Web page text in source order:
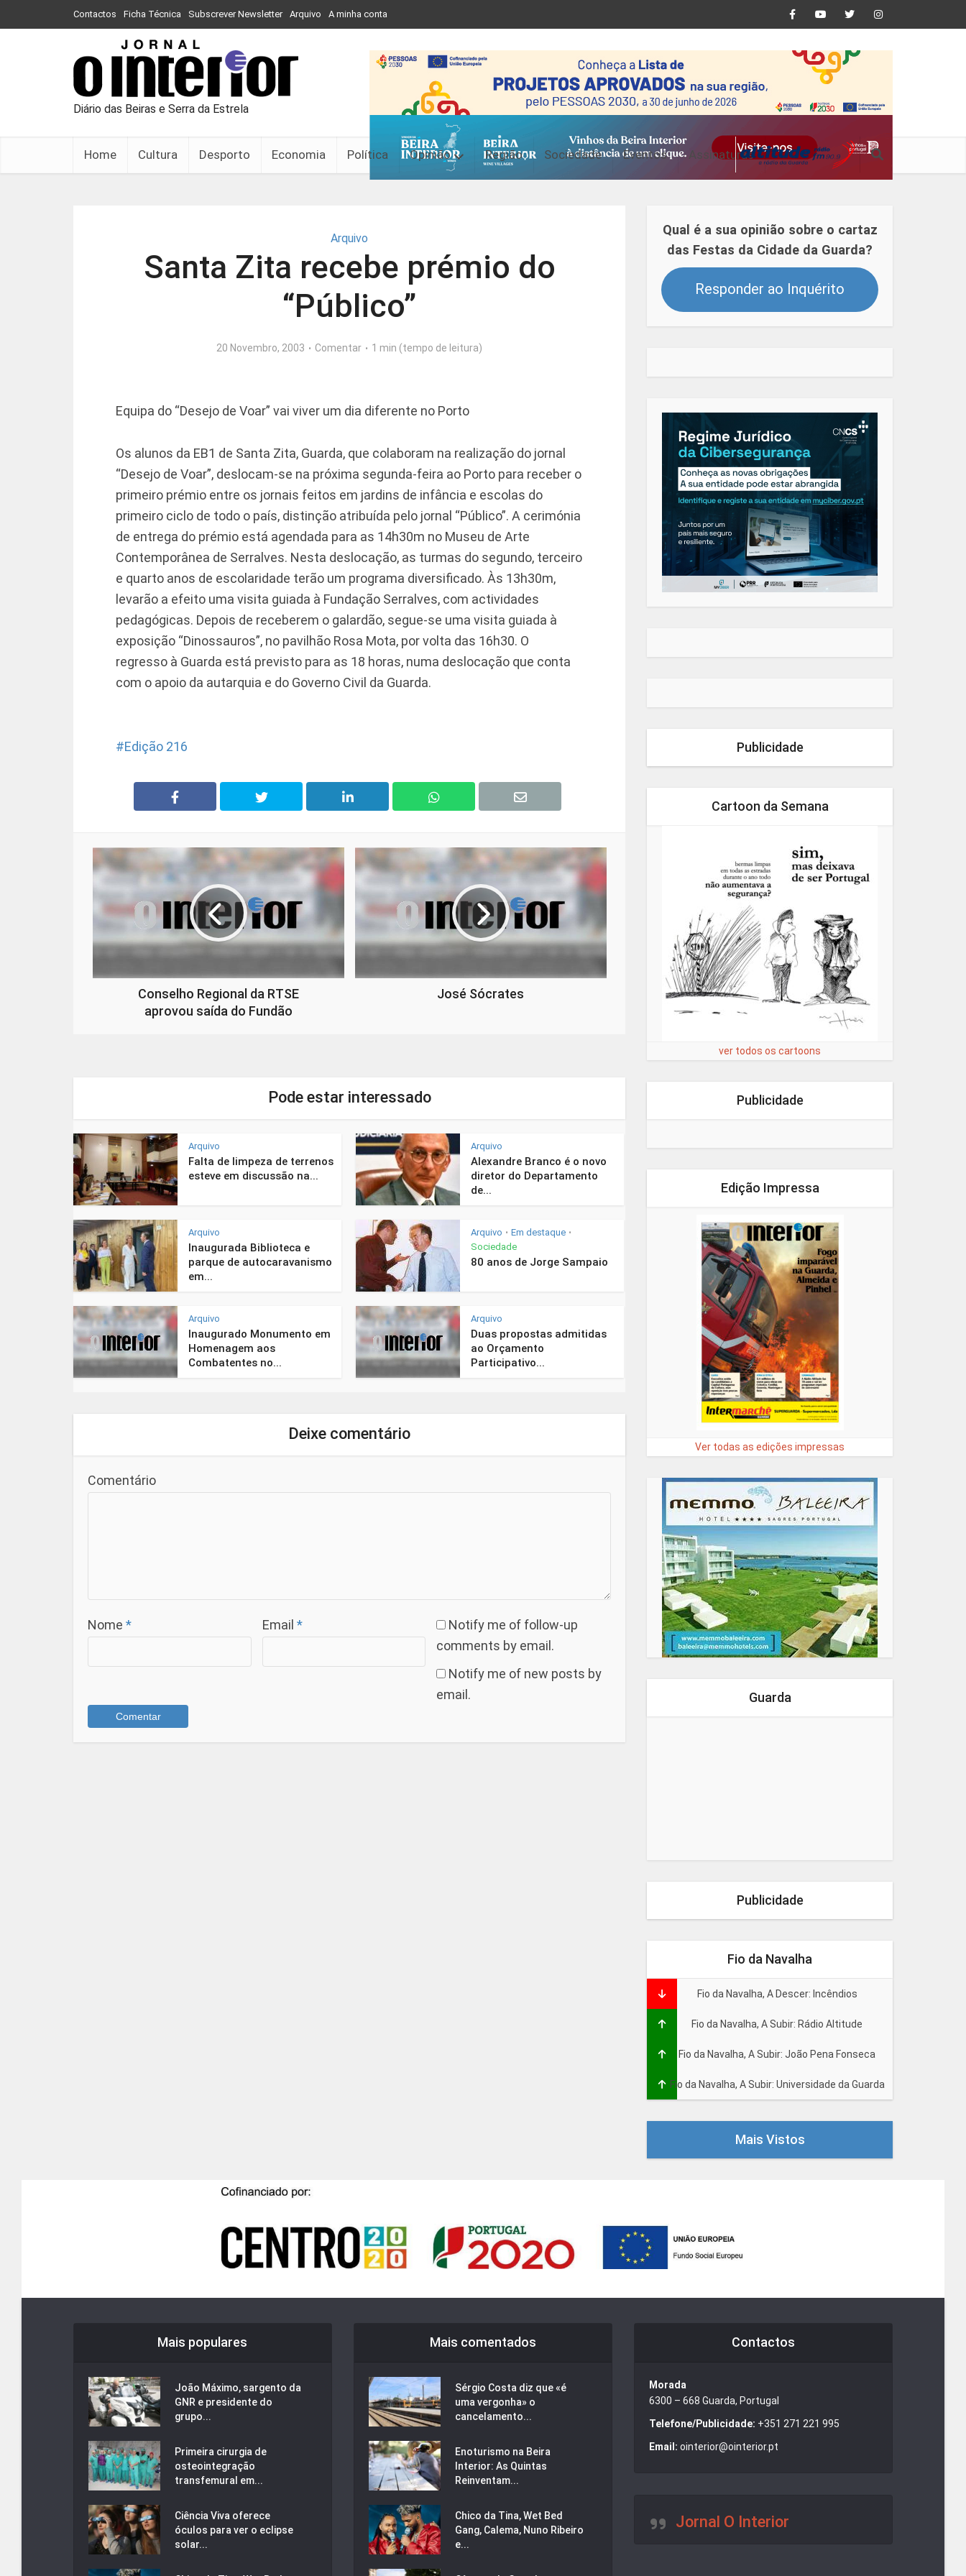
Contactos Ficha Técnica Subscrever Newsletter Arquivo A minha conta
Diário das Beiras e Serra da Estrela
Home Cultura Desporto Economia Política Opinião Região Sociedade Eventos Assinaturas
Arquivo
Santa Zita recebe prémio do
“Público”
20 Novembro, 2003 Comentar 1 min (tempo de leitura)
Equipa do “Desejo de Voar” vai viver um dia diferente no Porto
Os alunos da EB1 de Santa Zita, Guarda, que colaboram na realização do jornal
“Desejo de Voar”, deslocam-se na próxima segunda-feira ao Porto para receber o
primeiro prémio entre os jornais feitos em jardins de infância e escolas do
primeiro ciclo de todo o país, distinção atribuída pelo jornal “Público”. A cerimónia
de entrega do prémio está agendada para as 14h30m no Museu de Arte
Contemporânea de Serralves. Nesta deslocação, as turmas do segundo, terceiro
e quarto anos de escolaridade terão um programa diversificado. Às 13h30m,
levarão a efeito uma visita guiada à Fundação Serralves, com actividades
pedagógicas. Depois de receberem o galardão, segue-se uma visita guiada à
exposição “Dinossauros”, no pavilhão Rosa Mota, por volta das 16h30. O
regresso à Guarda está previsto para as 18 horas, numa deslocação que conta
com o apoio da autarquia e do Governo Civil da Guarda.
Edição 216
Conselho Regional da RTSE
aprovou saída do Fundão
José Sócrates
Pode estar interessado
Arquivo
Falta de limpeza de terrenos
esteve em discussão na...
Arquivo
Alexandre Branco é o novo
diretor do Departamento
de...
Arquivo
Inaugurada Biblioteca e
parque de autocaravanismo
em...
Arquivo • Em destaque •
Sociedade
80 anos de Jorge Sampaio
Arquivo
Inaugurado Monumento em
Homenagem aos
Combatentes no...
Arquivo
Duas propostas admitidas
ao Orçamento
Participativo...
Deixe comentário
Comentário
Nome * Email *
Notify me of follow-up
comments by email.
Notify me of new posts by
email.
Qual é a sua opinião sobre o cartaz
das Festas da Cidade da Guarda?
Responder ao Inquérito
Publicidade
Cartoon da Semana
ver todos os cartoons
Publicidade
Edição Impressa
Ver todas as edições impressas
Guarda
Publicidade
Fio da Navalha
Fio da Navalha, A Descer: Incêndios
Fio da Navalha, A Subir: Rádio Altitude
Fio da Navalha, A Subir: João Pena Fonseca
Fio da Navalha, A Subir: Universidade da Guarda
Mais Vistos
Mais populares
João Máximo, sargento da
GNR e presidente do
grupo...
Primeira cirurgia de
osteointegração
transfemural em...
Ciência Viva oferece
óculos para ver o eclipse
solar...
Mais comentados
Sérgio Costa diz que «é
uma vergonha» o
cancelamento...
Enoturismo na Beira
Interior: As Quintas
Reinventam...
Chico da Tina, Wet Bed
Gang, Calema, Nuno Ribeiro
e...
Contactos
Morada
6300 – 668 Guarda, Portugal
Telefone/Publicidade: +351 271 221 995
Email: ointerior@ointerior.pt
Jornal O Interior